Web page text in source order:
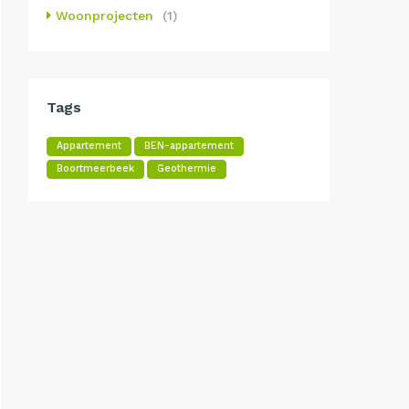
Woonprojecten
(1)
Tags
Appartement
BEN-appartement
Boortmeerbeek
Geothermie